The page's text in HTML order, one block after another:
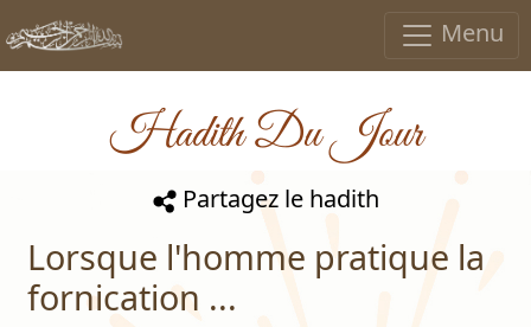
Menu
Hadith Du Jour
Partagez le hadith
Lorsque l'homme pratique la
fornication ...